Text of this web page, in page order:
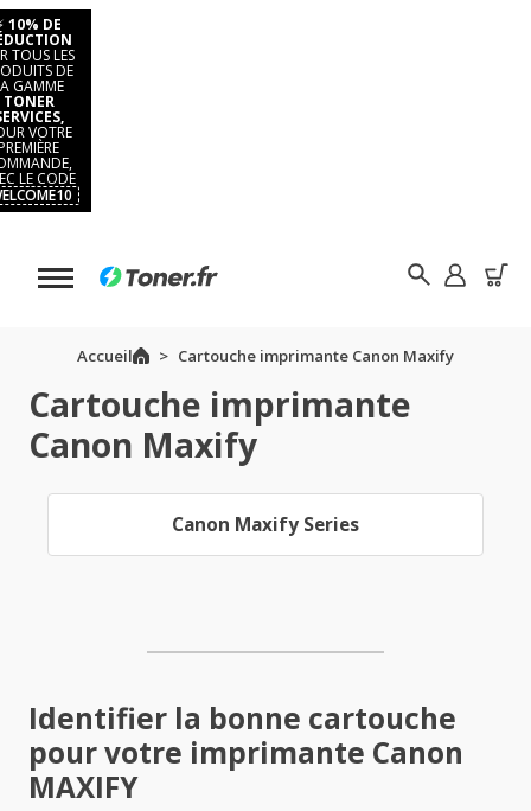
10% DE
TOUS LES
DE
GAMME
TONER
VOTRE
LE CODE
Accueil Cartouche imprimante Canon Maxify
Cartouche imprimante
Canon Maxify
Canon Maxify Series
Identifier la bonne cartouche
pour votre imprimante Canon
MAXIFY